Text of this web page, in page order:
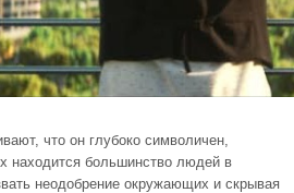
что он глубоко символичен,
находится большинство людей в
неодобрение окружающих и скрывая